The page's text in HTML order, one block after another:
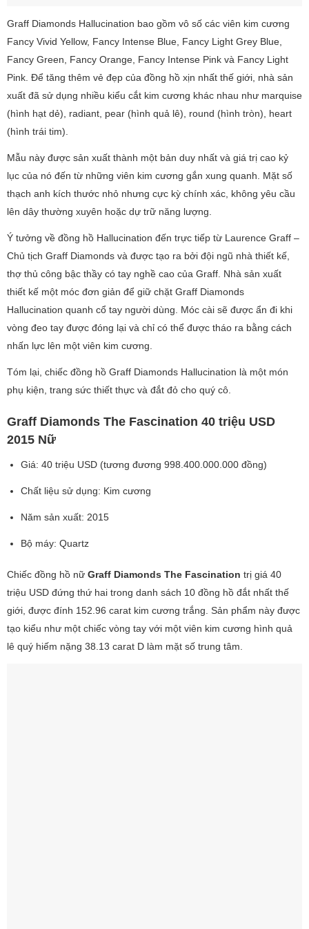
Graff Diamonds Hallucination bao gồm vô số các viên kim cương
Fancy Vivid Yellow, Fancy Intense Blue, Fancy Light Grey Blue,
Fancy Green, Fancy Orange, Fancy Intense Pink và Fancy Light
Pink. Để tăng thêm vẻ đẹp của đồng hồ xịn nhất thế giới, nhà sản
xuất đã sử dụng nhiều kiểu cắt kim cương khác nhau như marquise
(hình hạt dẻ), radiant, pear (hình quả lê), round (hình tròn), heart
(hình trái tim).
Mẫu này được sản xuất thành một bản duy nhất và giá trị cao kỷ
lục của nó đến từ những viên kim cương gắn xung quanh. Mặt số
thạch anh kích thước nhỏ nhưng cực kỳ chính xác, không yêu cầu
lên dây thường xuyên hoặc dự trữ năng lượng.
Ý tưởng về đồng hồ Hallucination đến trực tiếp từ Laurence Graff –
Chủ tịch Graff Diamonds và được tạo ra bởi đội ngũ nhà thiết kế,
thợ thủ công bậc thầy có tay nghề cao của Graff. Nhà sản xuất
thiết kế một móc đơn giản để giữ chặt Graff Diamonds
Hallucination quanh cổ tay người dùng. Móc cài sẽ được ẩn đi khi
vòng đeo tay được đóng lại và chỉ có thể được tháo ra bằng cách
nhấn lực lên một viên kim cương.
Tóm lại, chiếc đồng hồ Graff Diamonds Hallucination là một món
phụ kiện, trang sức thiết thực và đắt đỏ cho quý cô.
Graff Diamonds The Fascination 40 triệu USD
2015 Nữ
Giá: 40 triệu USD (tương đương 998.400.000.000 đồng)
Chất liệu sử dụng: Kim cương
Năm sản xuất: 2015
Bộ máy: Quartz
Chiếc đồng hồ nữ Graff Diamonds The Fascination trị giá 40
triệu USD đứng thứ hai trong danh sách 10 đồng hồ đắt nhất thế
giới, được đính 152.96 carat kim cương trắng. Sản phẩm này được
tạo kiểu như một chiếc vòng tay với một viên kim cương hình quả
lê quý hiếm nặng 38.13 carat D làm mặt số trung tâm.